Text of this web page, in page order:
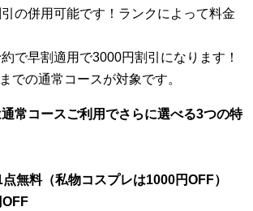
引の併用可能です！ランクによって料金
で早割適用で3000円割引になります！
での通常コースが対象です。
通常コースご利用でさらに選べる3つの特
無料（私物コスプレは1000円OFF）